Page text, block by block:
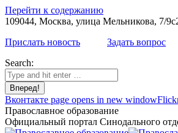
Перейти к содержанию
109044, Москва, улица Мельникова, 7/
Прислать новость
Задать вопрос
Search:
Вконтакте page opens in new window
Православное образование
Официальный портал Синодального